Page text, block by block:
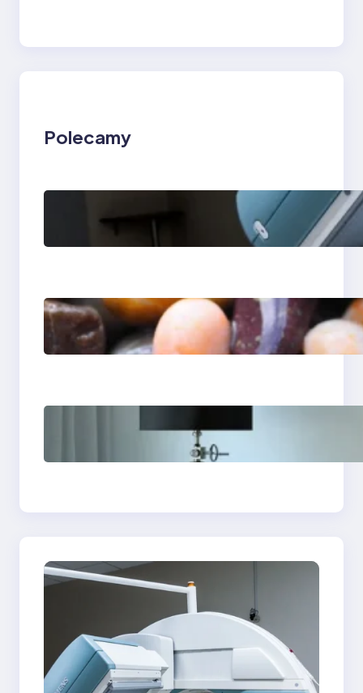
Polecamy
magnetyczny w
Lesznie i Zielonej
Ile kosztuje aparat
ortodontyczny —
przewodnik po
psychodynamiczna w
Bydgoszczy — jak